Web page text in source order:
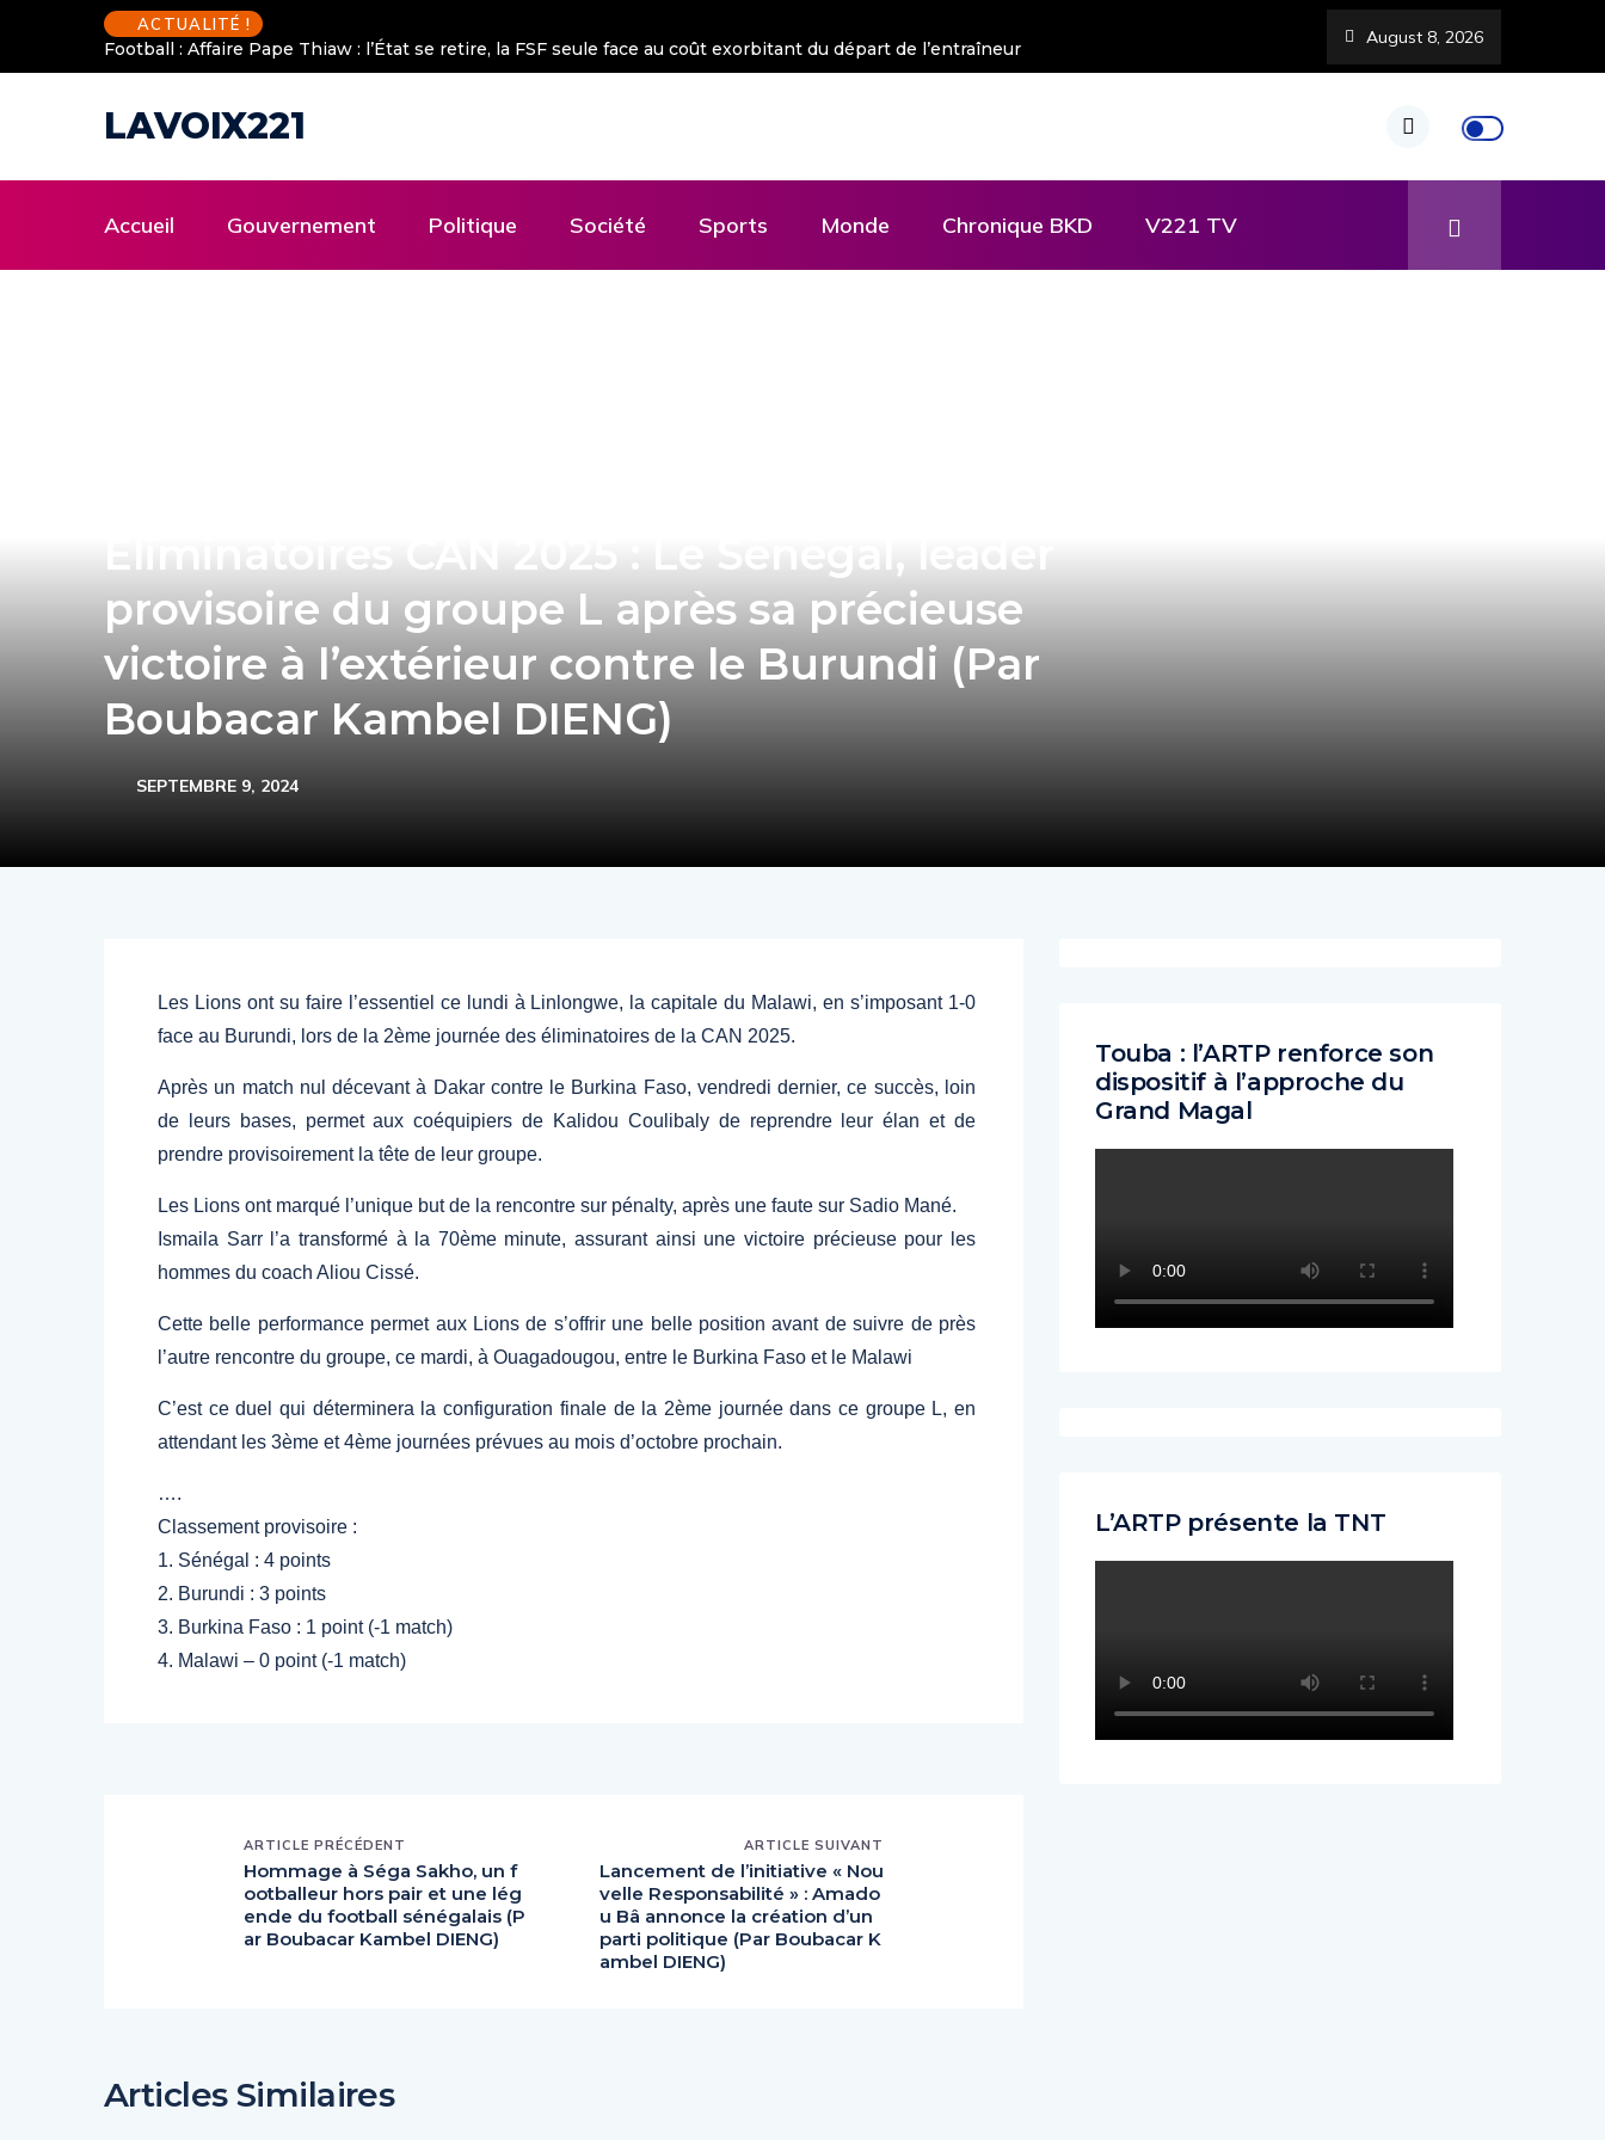
ACTUALITÉ !
Football : Affaire Pape Thiaw : l’État se retire, la FSF seule face au coût exorbitant du départ de l’entraîneur
August 8, 2026
LAVOIX221
Accueil Gouvernement Politique Société Sports Monde Chronique BKD V221 TV
Éliminatoires CAN 2025 : Le Sénégal, leader
provisoire du groupe L après sa précieuse
victoire à l’extérieur contre le Burundi (Par
Boubacar Kambel DIENG)
SEPTEMBRE 9, 2024
Les Lions ont su faire l’essentiel ce lundi à Linlongwe, la capitale du Malawi, en s’imposant 1-0
face au Burundi, lors de la 2ème journée des éliminatoires de la CAN 2025.
Après un match nul décevant à Dakar contre le Burkina Faso, vendredi dernier, ce succès, loin
de leurs bases, permet aux coéquipiers de Kalidou Coulibaly de reprendre leur élan et de
prendre provisoirement la tête de leur groupe.
Les Lions ont marqué l’unique but de la rencontre sur pénalty, après une faute sur Sadio Mané.
Ismaila Sarr l’a transformé à la 70ème minute, assurant ainsi une victoire précieuse pour les
hommes du coach Aliou Cissé.
Cette belle performance permet aux Lions de s’offrir une belle position avant de suivre de près
l’autre rencontre du groupe, ce mardi, à Ouagadougou, entre le Burkina Faso et le Malawi
C’est ce duel qui déterminera la configuration finale de la 2ème journée dans ce groupe L, en
attendant les 3ème et 4ème journées prévues au mois d’octobre prochain.
….
Classement provisoire :
1.⁠ ⁠Sénégal : 4 points
2.⁠ ⁠Burundi : 3 points
3.⁠ ⁠Burkina Faso : 1 point (-1 match)
4.⁠ ⁠Malawi – 0 point (-1 match)
ARTICLE PRÉCÉDENT
Hommage à Séga Sakho, un f
ootballeur hors pair et une lég
ende du football sénégalais (P
ar Boubacar Kambel DIENG)
ARTICLE SUIVANT
Lancement de l’initiative « Nou
velle Responsabilité » : Amado
u Bâ annonce la création d’un
parti politique (Par Boubacar K
ambel DIENG)
Touba : l’ARTP renforce son
dispositif à l’approche du
Grand Magal
L’ARTP présente la TNT
Articles Similaires